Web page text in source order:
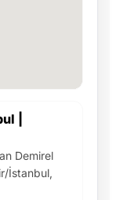
|
Demirel
İstanbul,